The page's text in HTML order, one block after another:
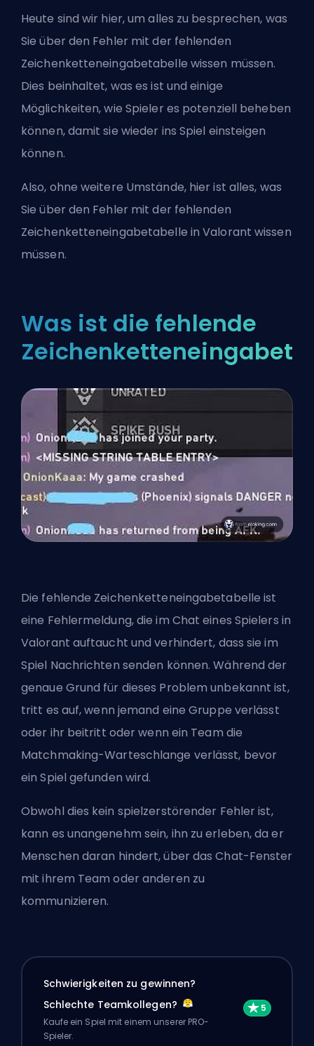
Heute sind wir hier, um alles zu besprechen, was
Sie über den Fehler mit der fehlenden
Zeichenketteneingabetabelle wissen müssen.
Dies beinhaltet, was es ist und einige
Möglichkeiten, wie Spieler es potenziell beheben
können, damit sie wieder ins Spiel einsteigen
können.
Also, ohne weitere Umstände, hier ist alles, was
Sie über den Fehler mit der fehlenden
Zeichenketteneingabetabelle in Valorant wissen
müssen.
Was ist die fehlende
Die fehlende Zeichenketteneingabetabelle ist
eine Fehlermeldung, die im Chat eines Spielers in
Valorant auftaucht und verhindert, dass sie im
Spiel Nachrichten senden können. Während der
genaue Grund für dieses Problem unbekannt ist,
tritt es auf, wenn jemand eine Gruppe verlässt
oder ihr beitritt oder wenn ein Team die
Matchmaking-Warteschlange verlässt, bevor
ein Spiel gefunden wird.
Obwohl dies kein spielzerstörender Fehler ist,
kann es unangenehm sein, ihn zu erleben, da er
Menschen daran hindert, über das Chat-Fenster
mit ihrem Team oder anderen zu
kommunizieren.
Schwierigkeiten zu gewinnen?
Schlechte Teamkollegen?
Kaufe ein Spiel mit einem unserer PRO-
Spieler.